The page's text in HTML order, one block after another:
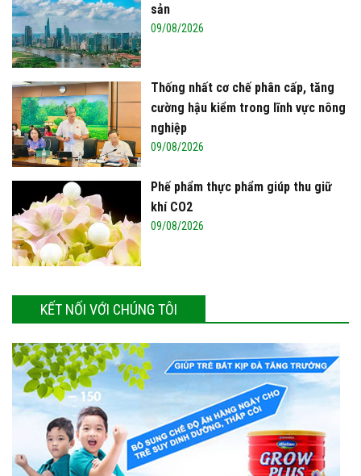
sản
09/08/2026
Thống nhất cơ chế phân cấp, tăng
cường hậu kiểm trong lĩnh vực nông
nghiệp
09/08/2026
Phế phẩm thực phẩm giúp thu giữ
khí CO2
09/08/2026
KẾT NỐI VỚI CHÚNG TÔI